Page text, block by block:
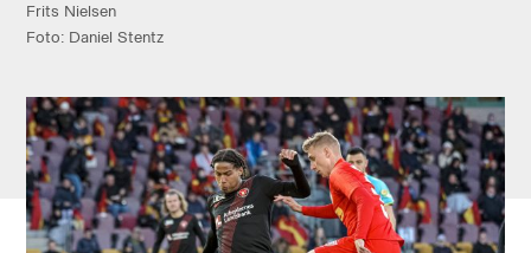
Frits Nielsen
Foto: Daniel Stentz